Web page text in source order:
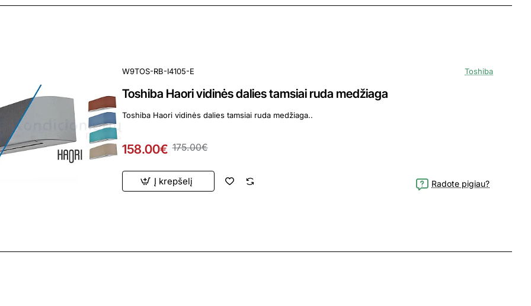
W9TOS-RB-I4105-E Toshiba
Toshiba Haori vidinės dalies tamsiai ruda medžiaga
Toshiba Haori vidinės dalies tamsiai ruda medžiaga..
158.00€ 175.00€
Į krepšelį Radote pigiau?